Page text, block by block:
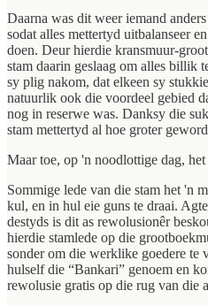
Daarna was dit weer iemand
sodat alles mettertyd uitbalanseer
doen. Deur hierdie kransmuur-
stam daarin geslaag om alles billik
sy plig nakom, dat elkeen sy
natuurlik ook die voordeel gebied
nog in reserwe was. Danksy die
stam mettertyd al hoe groter
Maar toe, op 'n noodlottige dag,
Sommige lede van die stam het 'n
kul, en in hul eie guns te draai.
destyds is dit as rewolusionêr
hierdie stamlede op die
sonder om die werklike goedere te
hulself die “Bankari” genoem en
rewolusie gratis op die rug van die